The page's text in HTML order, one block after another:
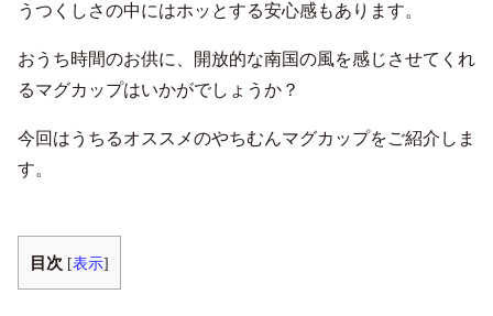
うつくしさの中にはホッとする安心感もあります。
おうち時間のお供に、開放的な南国の風を感じさせてくれ
るマグカップはいかがでしょうか？
今回はうちるオススメのやちむんマグカップをご紹介しま
す。
目次 [表示]